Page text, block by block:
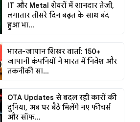
IT और Metal शेयरों में शानदार तेजी,
लगातार तीसरे दिन बढ़त के साथ बंद
हुआ भा...
भारत-जापान शिखर वार्ता: 150+
जापानी कंपनियों ने भारत में निवेश और
तकनीकी सा...
OTA Updates से बदल रही कारों की
दुनिया, अब घर बैठे मिलेंगे नए फीचर्स
और सॉफ...